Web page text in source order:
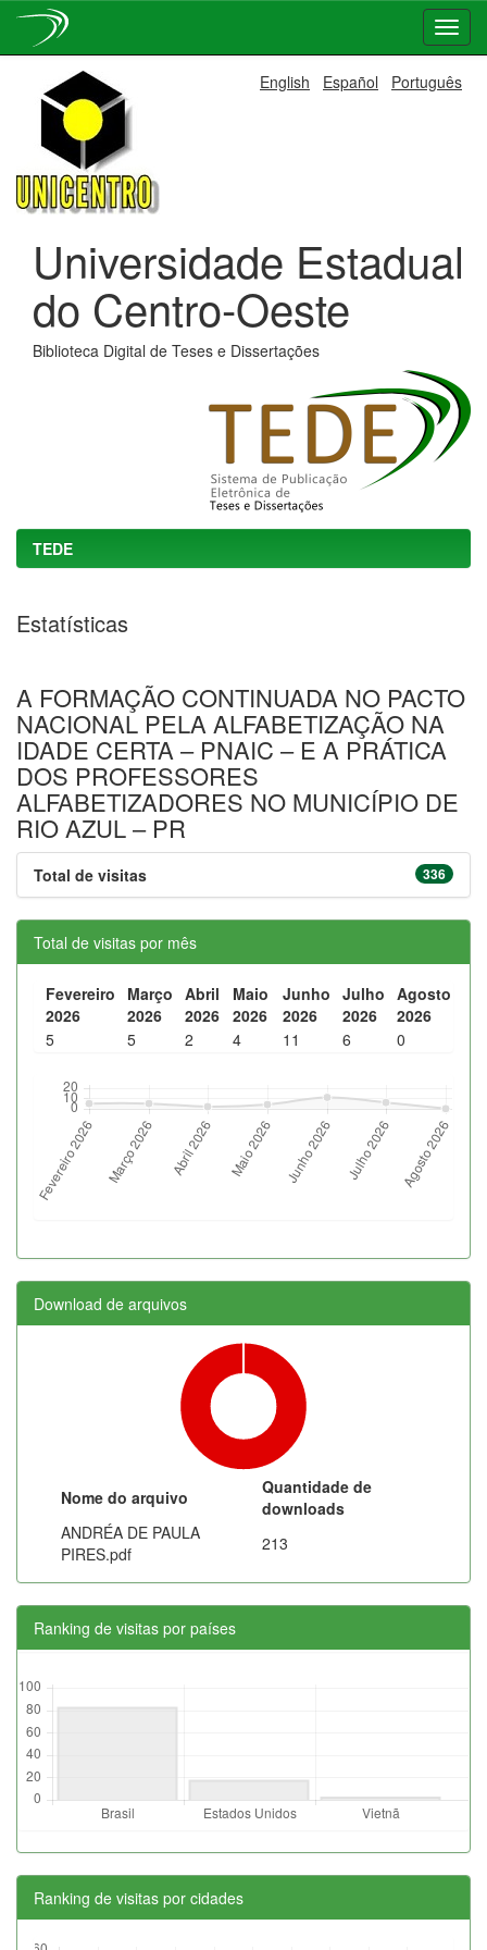
navigation
English Español Português
Universidade Estadual
do Centro-Oeste
Biblioteca Digital de Teses e Dissertações
TEDE
Estatísticas
A FORMAÇÃO CONTINUADA NO PACTO
NACIONAL PELA ALFABETIZAÇÃO NA
IDADE CERTA – PNAIC – E A PRÁTICA
DOS PROFESSORES
ALFABETIZADORES NO MUNICÍPIO DE
RIO AZUL – PR
336
Total de visitas
Total de visitas por mês
Fevereiro
2026
Março
2026
Abril
2026
Maio
2026
Junho
2026
Julho
2026
Agosto
2026
5
5 2 4 11 6 0
Download de arquivos
Nome do arquivo
Quantidade de
downloads
ANDRÉA DE PAULA
PIRES.pdf
213
Ranking de visitas por países
Ranking de visitas por cidades